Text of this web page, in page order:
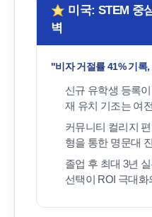
미국: STEM 중
벽
"비자 거절률 41% 기록
신규 유학생 등록
재 유치 기조는 여
커뮤니티 컬리지
형을 통한 명문대
졸업 후 최대 3년
선택이 ROI 극대화